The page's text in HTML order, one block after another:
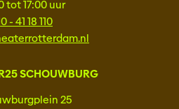
tot 17:00 uur
- 41 18 110
SCHOUWBURG
25